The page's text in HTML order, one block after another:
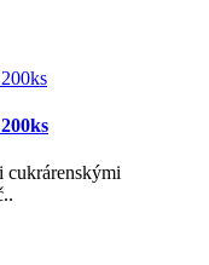
cukrárenskými